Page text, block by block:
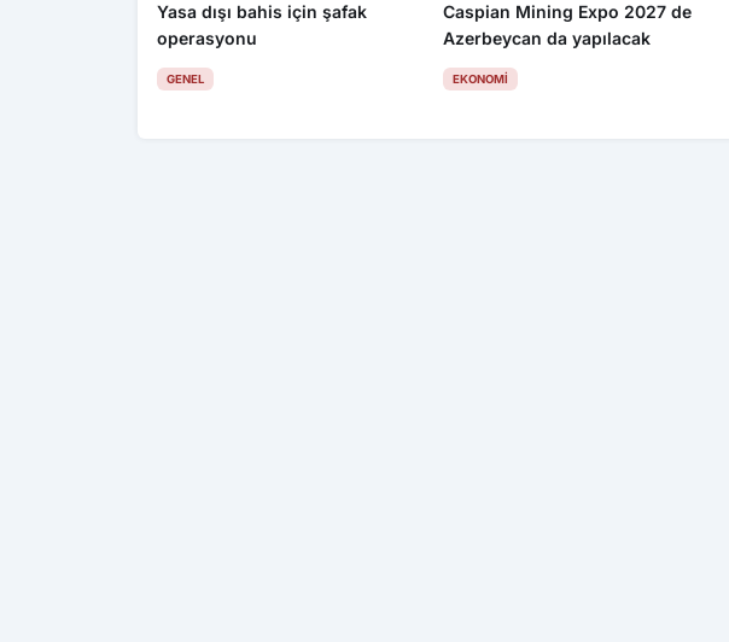
Yasa dışı bahis için şafak
operasyonu
GENEL
Caspian Mining Expo 2027 de
Azerbeycan da yapılacak
EKONOMI